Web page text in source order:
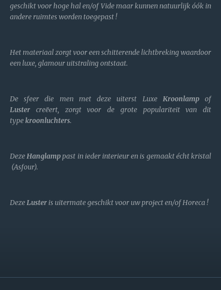
geschikt voor hoge hal en/of Vide maar kunnen natuurlijk óók in
andere ruimtes worden toegepast !
Het materiaal zorgt voor een schitterende lichtbreking waardoor
een luxe, glamour uitstraling ontstaat.
De sfeer die men met deze uiterst Luxe Kroonlampof
Luster creëert, zorgt voor de grote populariteit van dit
typekroonluchters.
DezeHanglamppast in ieder interieur en is gemaakt écht kristal
(Asfour).
DezeLuster is uitermate geschikt voor uw project en/of Horeca !